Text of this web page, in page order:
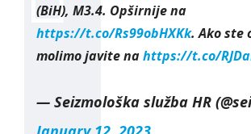
(BiH), M3.4. Opširnije na
https://t.co/Rs99obHXKk. Ako ste
molimo javite nahttps://t.co/
— Seizmološka služba HR